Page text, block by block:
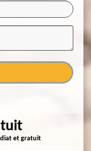
et gratuit